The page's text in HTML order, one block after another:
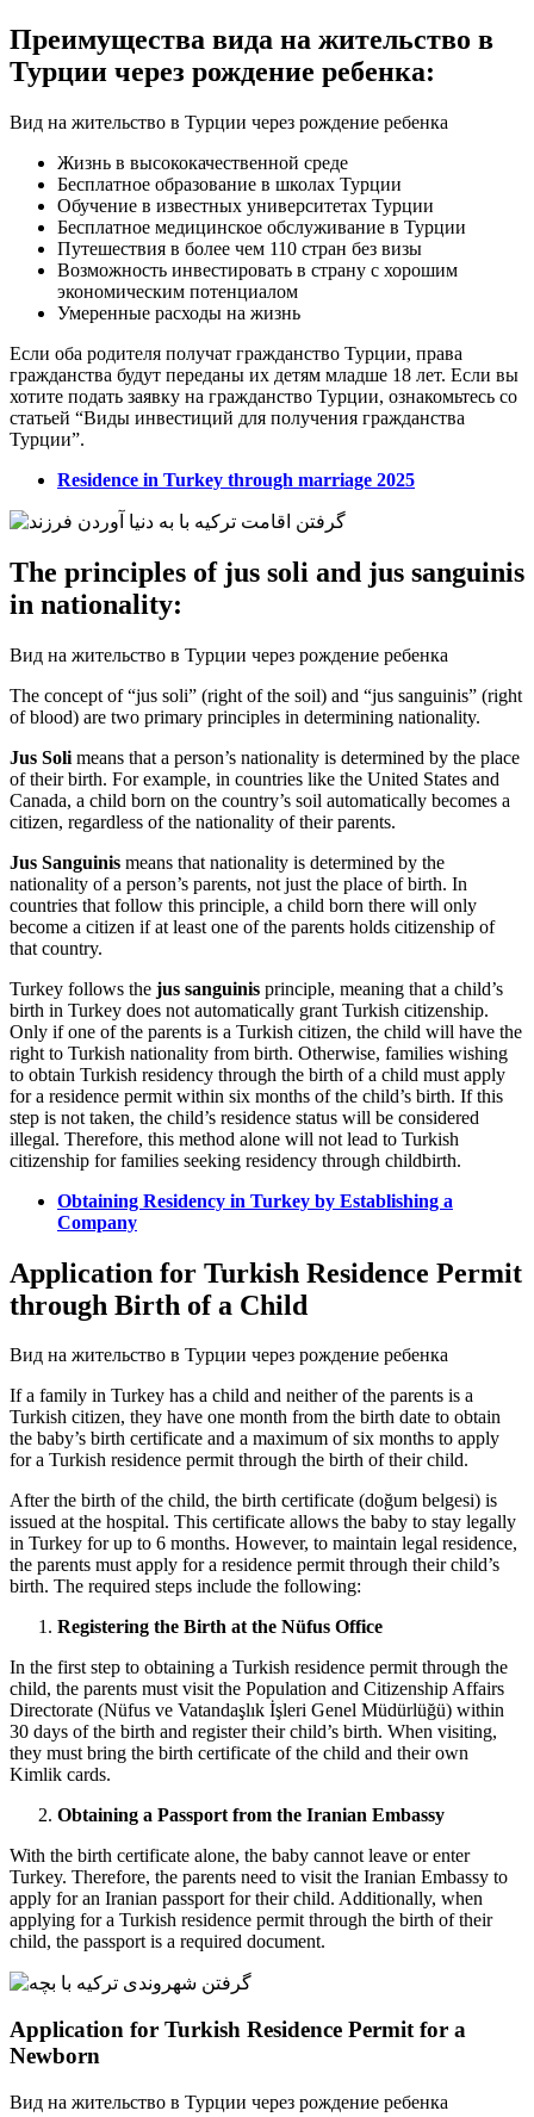
Преимущества вида на жительство в
Турции через рождение ребенка:
Вид на жительство в Турции через рождение ребенка
Жизнь в высококачественной среде
Бесплатное образование в школах Турции
Обучение в известных университетах Турции
Бесплатное медицинское обслуживание в Турции
Путешествия в более чем 110 стран без визы
Возможность инвестировать в страну с хорошим
экономическим потенциалом
Умеренные расходы на жизнь
Если оба родителя получат гражданство Турции, права
гражданства будут переданы их детям младше 18 лет. Если вы
хотите подать заявку на гражданство Турции, ознакомьтесь со
статьей “Виды инвестиций для получения гражданства
Турции”.
Residence in Turkey through marriage 2025
The principles of jus soli and jus sanguinis
in nationality:
Вид на жительство в Турции через рождение ребенка
The concept of “jus soli” (right of the soil) and “jus sanguinis” (right
of blood) are two primary principles in determining nationality.
Jus Soli means that a person’s nationality is determined by the place
of their birth. For example, in countries like the United States and
Canada, a child born on the country’s soil automatically becomes a
citizen, regardless of the nationality of their parents.
Jus Sanguinis means that nationality is determined by the
nationality of a person’s parents, not just the place of birth. In
countries that follow this principle, a child born there will only
become a citizen if at least one of the parents holds citizenship of
that country.
Turkey follows the jus sanguinis principle, meaning that a child’s
birth in Turkey does not automatically grant Turkish citizenship.
Only if one of the parents is a Turkish citizen, the child will have the
right to Turkish nationality from birth. Otherwise, families wishing
to obtain Turkish residency through the birth of a child must apply
for a residence permit within six months of the child’s birth. If this
step is not taken, the child’s residence status will be considered
illegal. Therefore, this method alone will not lead to Turkish
citizenship for families seeking residency through childbirth.
Obtaining Residency in Turkey by Establishing a
Company
Application for Turkish Residence Permit
through Birth of a Child
Вид на жительство в Турции через рождение ребенка
If a family in Turkey has a child and neither of the parents is a
Turkish citizen, they have one month from the birth date to obtain
the baby’s birth certificate and a maximum of six months to apply
for a Turkish residence permit through the birth of their child.
After the birth of the child, the birth certificate (doğum belgesi) is
issued at the hospital. This certificate allows the baby to stay legally
in Turkey for up to 6 months. However, to maintain legal residence,
the parents must apply for a residence permit through their child’s
birth. The required steps include the following:
Registering the Birth at the Nüfus Office
In the first step to obtaining a Turkish residence permit through the
child, the parents must visit the Population and Citizenship Affairs
Directorate (Nüfus ve Vatandaşlık İşleri Genel Müdürlüğü) within
30 days of the birth and register their child’s birth. When visiting,
they must bring the birth certificate of the child and their own
Kimlik cards.
Obtaining a Passport from the Iranian Embassy
With the birth certificate alone, the baby cannot leave or enter
Turkey. Therefore, the parents need to visit the Iranian Embassy to
apply for an Iranian passport for their child. Additionally, when
applying for a Turkish residence permit through the birth of their
child, the passport is a required document.
Application for Turkish Residence Permit for a
Newborn
Вид на жительство в Турции через рождение ребенка